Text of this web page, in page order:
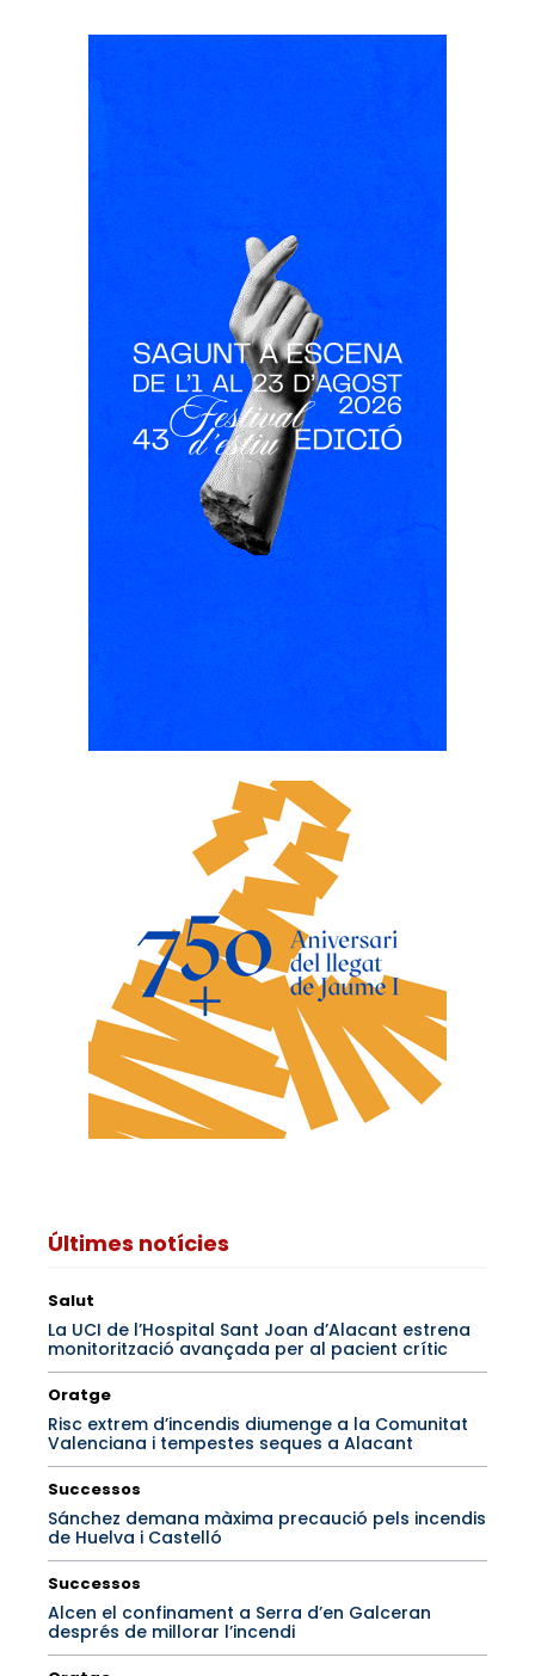
Últimes notícies
Salut
La UCI de l’Hospital Sant Joan d’Alacant estrena
monitorització avançada per al pacient crític
Oratge
Risc extrem d’incendis diumenge a la Comunitat
Valenciana i tempestes seques a Alacant
Successos
Sánchez demana màxima precaució pels incendis
de Huelva i Castelló
Successos
Alcen el confinament a Serra d’en Galceran
després de millorar l’incendi